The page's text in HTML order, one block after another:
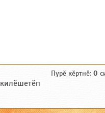
Пурӗ кӗртнӗ: 0
килӗшетӗп